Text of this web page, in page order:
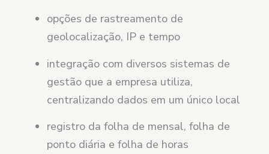
opções de rastreamento de
geolocalização, IP e tempo
integração com diversos sistemas de
gestão que a empresa utiliza,
centralizando dados em um único local
registro da folha de mensal, folha de
ponto diária e folha de horas